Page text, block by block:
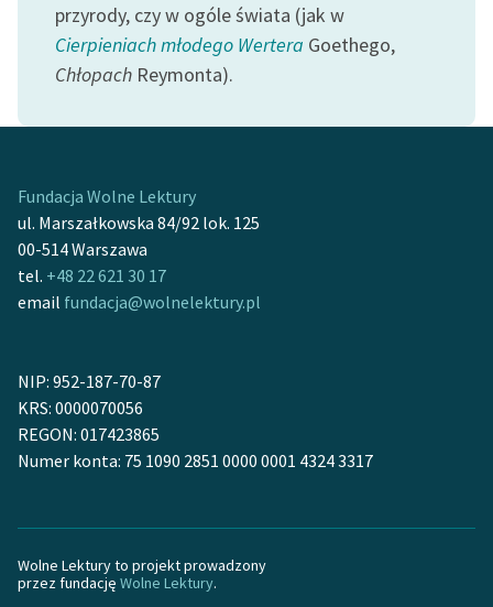
Popularyzacja
skandynawskiej literatury
feministycznej
Ręce pełne poezji
twórców przechodzących
do domeny publicznej,
lektur szkolnych oraz
Starego Testamentu
Lektur
O nas
O projekcie
Zespół
przyrody, czy w ogóle świata (jak w
Cierpieniach młodego Wertera Goethego,
Chłopach Reymonta).
Fundacja Wolne Lektury
ul. Marszałkowska 84/92 lok. 125
00-514 Warszawa
tel. +48 22 621 30 17
email fundacja@wolnelektury.pl
NIP: 952-187-70-87
KRS: 0000070056
REGON: 017423865
Numer konta: 75 1090 2851 0000 0001 4324 3317
Wolne Lektury to projekt prowadzony
przez fundację Wolne Lektury.